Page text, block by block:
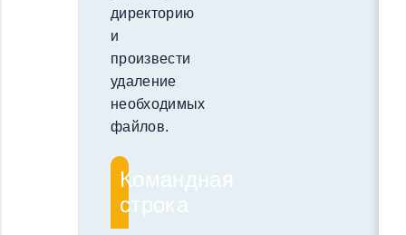
директорию
и
произвести
удаление
необходимых
файлов.
Командная
строка